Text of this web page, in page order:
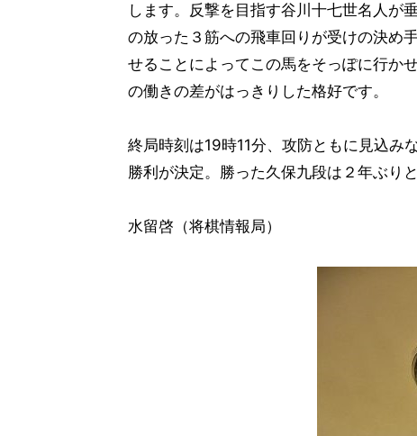
します。反撃を目指す谷川十七世名人が
の放った３筋への飛車回りが受けの決め
せることによってこの馬をそっぽに行か
の働きの差がはっきりした格好です。
終局時刻は19時11分、攻防ともに見込み
勝利が決定。勝った久保九段は２年ぶり
水留啓（将棋情報局）